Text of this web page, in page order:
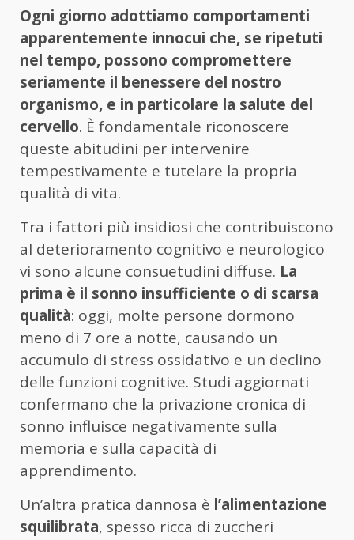
Ogni giorno adottiamo comportamenti
apparentemente innocui che, se ripetuti
nel tempo, possono compromettere
seriamente il benessere del nostro
organismo, e in particolare la salute del
cervello. È fondamentale riconoscere
queste abitudini per intervenire
tempestivamente e tutelare la propria
qualità di vita.
Tra i fattori più insidiosi che contribuiscono
al deterioramento cognitivo e neurologico
vi sono alcune consuetudini diffuse. La
prima è il sonno insufficiente o di scarsa
qualità: oggi, molte persone dormono
meno di 7 ore a notte, causando un
accumulo di stress ossidativo e un declino
delle funzioni cognitive. Studi aggiornati
confermano che la privazione cronica di
sonno influisce negativamente sulla
memoria e sulla capacità di
apprendimento.
Un’altra pratica dannosa è l’alimentazione
squilibrata, spesso ricca di zuccheri